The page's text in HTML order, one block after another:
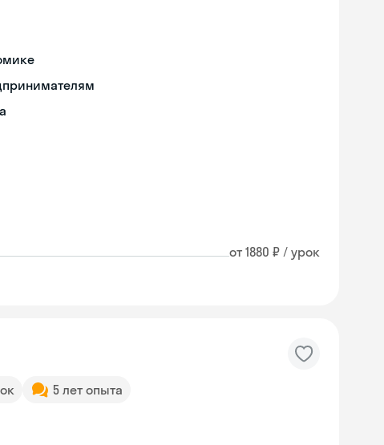
от 1880 ₽ / урок
5 лет опыта